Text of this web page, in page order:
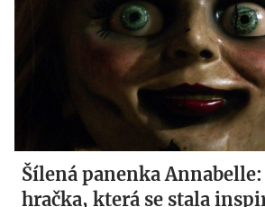
Šílená panenka
hračka, která se stala